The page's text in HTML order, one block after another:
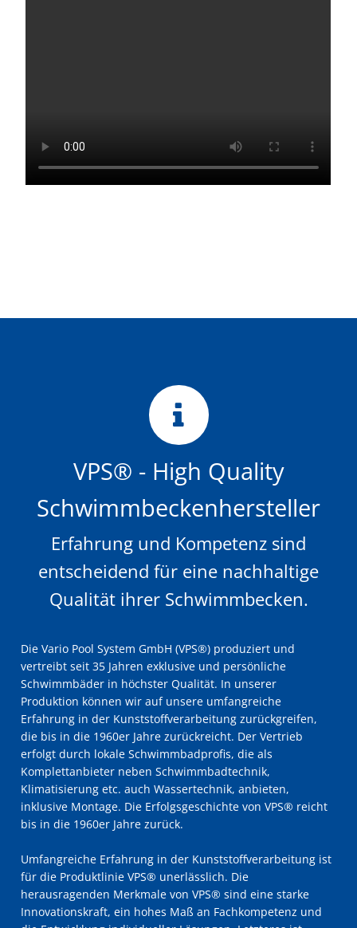
VPS® - High Quality
Schwimmbeckenhersteller
Erfahrung und Kompetenz sind
entscheidend für eine nachhaltige
Qualität ihrer Schwimmbecken.
Die Vario Pool System GmbH (VPS®) produziert und
vertreibt seit 35 Jahren exklusive und persönliche
Schwimmbäder in höchster Qualität. In unserer
Produktion können wir auf unsere umfangreiche
Erfahrung in der Kunststoffverarbeitung zurückgreifen,
die bis in die 1960er Jahre zurückreicht. Der Vertrieb
erfolgt durch lokale Schwimmbadprofis, die als
Komplettanbieter neben Schwimmbadtechnik,
Klimatisierung etc. auch Wassertechnik, anbieten,
inklusive Montage. Die Erfolgsgeschichte von VPS® reicht
bis in die 1960er Jahre zurück.
Umfangreiche Erfahrung in der Kunststoffverarbeitung ist
für die Produktlinie VPS® unerlässlich. Die
herausragenden Merkmale von VPS® sind eine starke
Innovationskraft, ein hohes Maß an Fachkompetenz und